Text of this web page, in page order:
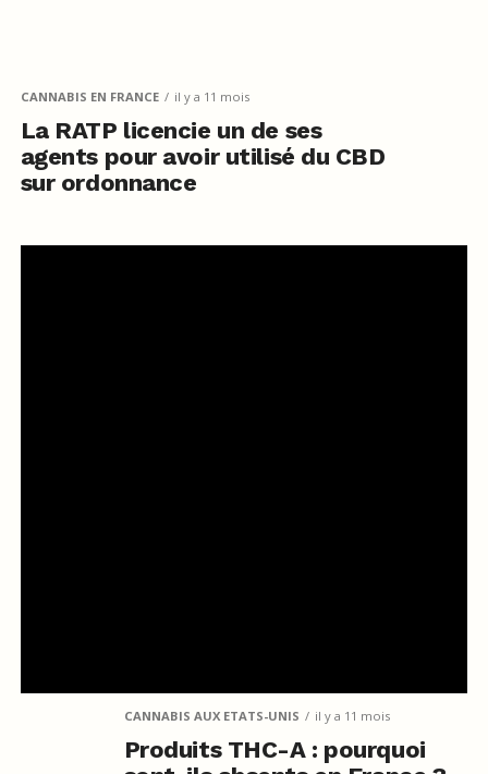
CANNABIS EN FRANCE il y a 11 mois
La RATP licencie un de ses
agents pour avoir utilisé du CBD
sur ordonnance
CANNABIS AUX ETATS-UNIS il y a 11 mois
Produits THC-A : pourquoi